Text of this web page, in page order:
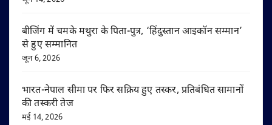
बीजिंग में चमके मथुरा के पिता-पुत्र, ‘हिंदुस्तान आइकॉन सम्मान’
से हुए सम्मानित
जून 6, 2026
भारत-नेपाल सीमा पर फिर सक्रिय हुए तस्कर, प्रतिबंधित सामानों
की तस्करी तेज
मई 14, 2026